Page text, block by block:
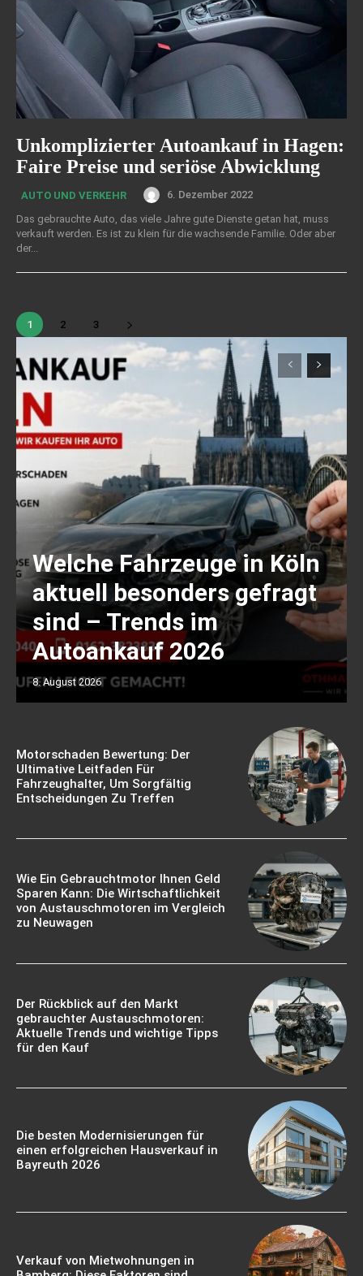
Unkomplizierter Autoankauf in Hagen:
Faire Preise und seriöse Abwicklung
AUTO UND VERKEHR
6. Dezember 2022
Das gebrauchte Auto, das viele Jahre gute Dienste getan hat, muss
verkauft werden. Es ist zu klein für die wachsende Familie. Oder aber
der...
1 2 3
Welche Fahrzeuge in Köln
aktuell besonders gefragt
sind – Trends im
Autoankauf 2026
8. August 2026
Motorschaden Bewertung: Der
Ultimative Leitfaden Für
Fahrzeughalter, Um Sorgfältig
Entscheidungen Zu Treffen
Wie Ein Gebrauchtmotor Ihnen Geld
Sparen Kann: Die Wirtschaftlichkeit
von Austauschmotoren im Vergleich
zu Neuwagen
Der Rückblick auf den Markt
gebrauchter Austauschmotoren:
Aktuelle Trends und wichtige Tipps
für den Kauf
Die besten Modernisierungen für
einen erfolgreichen Hausverkauf in
Bayreuth 2026
Verkauf von Mietwohnungen in